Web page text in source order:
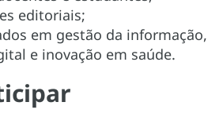
editoriais;
em gestão da informação,
e inovação em saúde.